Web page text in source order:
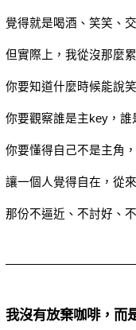
覺得就是喝酒、笑笑、
但實際上，我從沒那麼
你要知道什麼時候能說
你要觀察誰是主key，誰
你要懂得自己不是主角
讓一個人覺得自在，從
那份不逼近、不討好、
我沒有放棄咖啡，而